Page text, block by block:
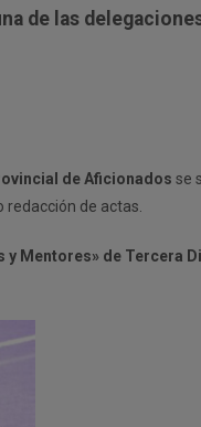
de las
de Aficionados se
de actas.
Mentores» de Tercera